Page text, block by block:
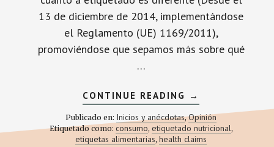
13 de diciembre de 2014, implementándose
el Reglamento (UE) 1169/2011),
promoviéndose que sepamos más sobre qué
…
CONTINUE READING ACERCA
DE
ETIQUETAN
DE
MENOS,
ETIQUETAMOS
→
Publicado en: Inicios y anécdotas,Opinión
Etiquetado como: consumo, etiquetado nutricional,
etiquetas alimentarias, health claims